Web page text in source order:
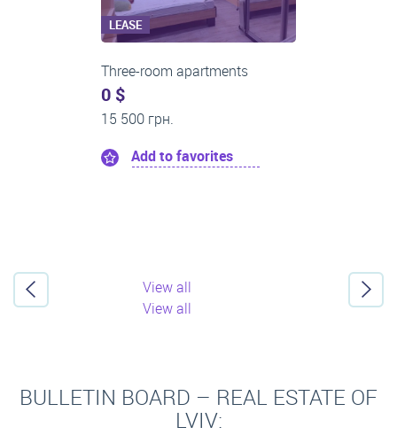
LEASE
Three-room apartments
0 $
18 000 грн.
Add to favorites
View all
View all
BULLETIN BOARD – REAL ESTATE OF
LVIV: